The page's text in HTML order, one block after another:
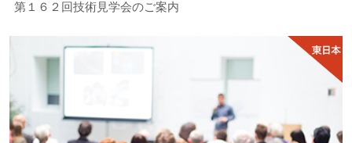
第１６２回技術見学会のご案内